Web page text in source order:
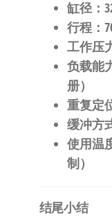
缸径：
行程：
工作压
负载能
册）
重复定
缓冲方
使用温
制）
结尾小结